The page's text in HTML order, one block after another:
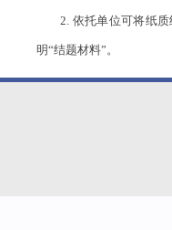
2. 依托单位可将纸质
明“结题材料”。